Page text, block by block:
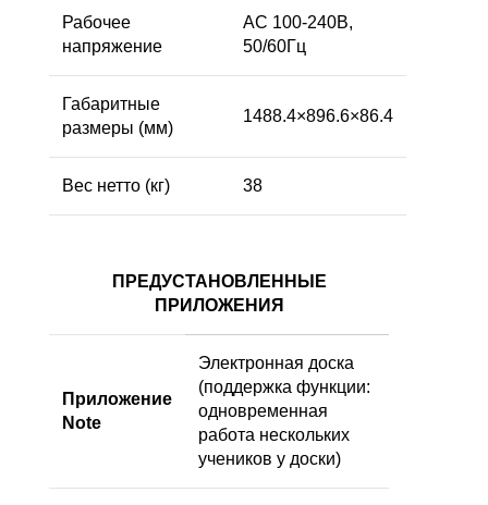
Рабочее
напряжение
AC 100-240В,
50/60Гц
Габаритные
размеры (мм)
1488.4×896.6×86.4
Вес нетто (кг) 38
ПРЕДУСТАНОВЛЕННЫЕ
ПРИЛОЖЕНИЯ
Приложение
Note
Электронная доска
(поддержка функции:
одновременная
работа нескольких
учеников у доски)